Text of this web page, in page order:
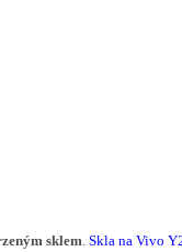
sklem. Skla na Vivo